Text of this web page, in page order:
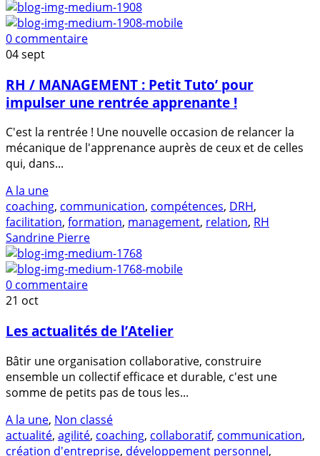
0 commentaire
04sept
RH / MANAGEMENT : Petit Tuto’ pour
impulser une rentrée apprenante !
C'est la rentrée ! Une nouvelle occasion de relancer la
mécanique de l'apprenance auprès de ceux et de celles
qui, dans...
A la une
coaching, communication, compétences, DRH,
facilitation, formation, management, relation, RH
Sandrine Pierre
0 commentaire
21 oct
Les actualités de l’Atelier
Bâtir une organisation collaborative, construire
ensemble un collectif efficace et durable, c'est une
somme de petits pas de tous les...
A la une, Non classé
actualité, agilité, coaching, collaboratif, communication,
création d'entreprise, développement personnel,